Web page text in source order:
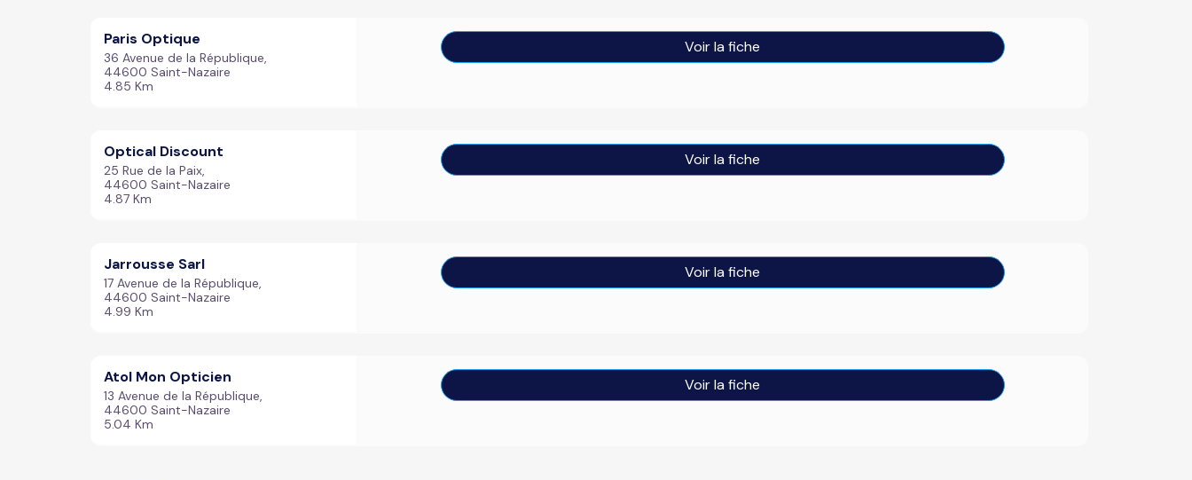
Paris Optique
36 Avenue de la République,
44600 Saint-Nazaire
4.85 Km
Voir la fiche
Optical Discount
25 Rue de la Paix,
44600 Saint-Nazaire
4.87 Km
Voir la fiche
Jarrousse Sarl
17 Avenue de la République,
44600 Saint-Nazaire
4.99 Km
Voir la fiche
Atol Mon Opticien
13 Avenue de la République,
44600 Saint-Nazaire
5.04 Km
Voir la fiche